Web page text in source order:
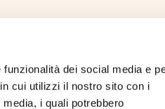
dei social media e
cui utilizzi il nostro sito con i
i quali potrebbero
professionale: Laurea in
farmacisti. Per visionare